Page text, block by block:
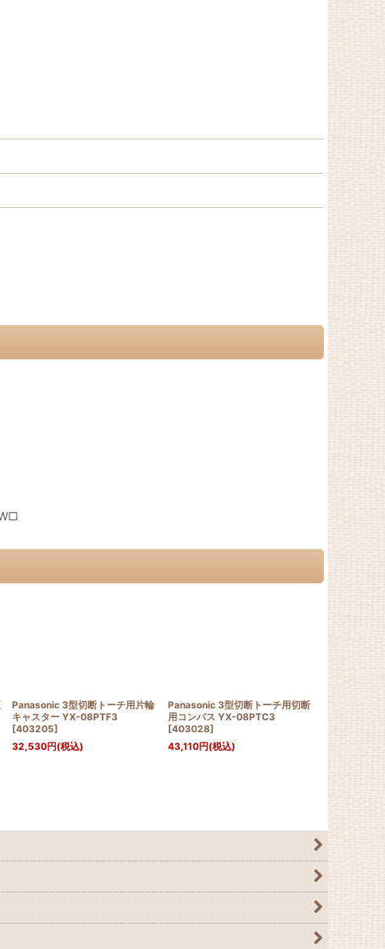
Panasonic 3型切断トーチ用片輪
キャスター YX-08PTF3
[403205]
32,530円(税込)
Panasonic 3型切断トーチ用切断
用コンパス YX-08PTC3
[403028]
43,110円(税込)